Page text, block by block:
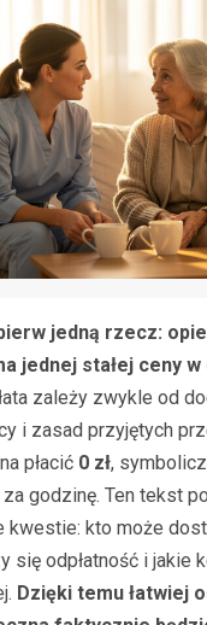
jedną rzecz:
jednej stałej ceny w
zależy zwykle od
i zasad przyjętych
płacić 0 zł,
za godzinę. Ten tekst
kwestie: kto może
się odpłatność i jakie
Dzięki temu łatwiej